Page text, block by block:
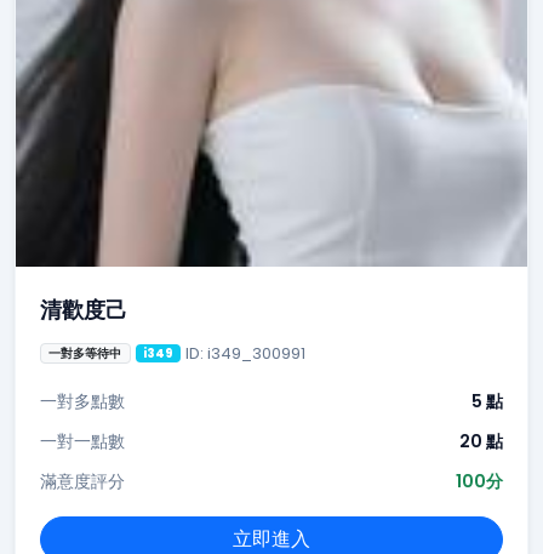
清歡度己
一對多等待中 i349 ID: i349_300991
一對多點數
5 點
一對一點數
20 點
滿意度評分
100分
立即進入